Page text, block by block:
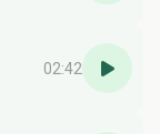
02:42